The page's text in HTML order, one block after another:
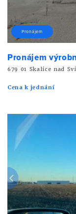
Pronájem
Pronájem
679 01 Skalice nad
Cena k jednání